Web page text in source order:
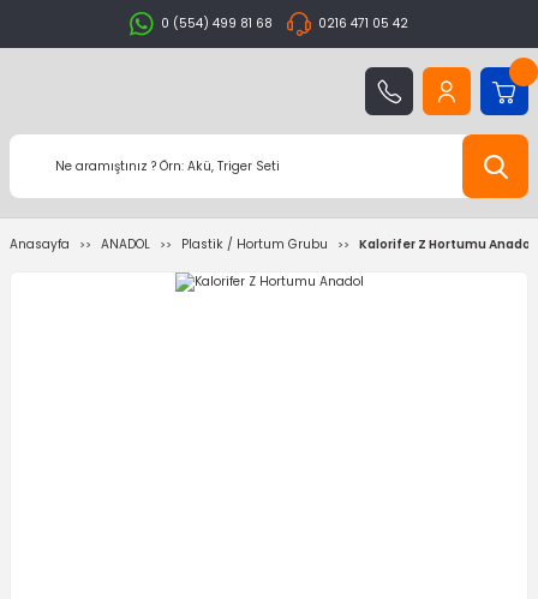
0 (554) 499 81 68 0216 471 05 42
Anasayfa ANADOL Plastik / Hortum Grubu Kalorifer Z Hortumu Anadol